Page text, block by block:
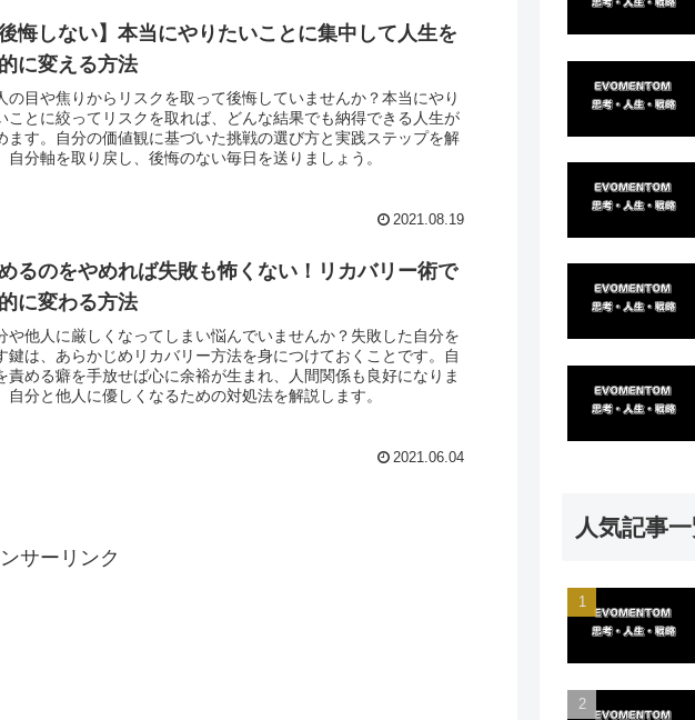
後悔しない】本当にやりたいことに集中して人生を
に変える方法
の目や焦りからリスクを取って後悔していませんか？本当にやり
ことに絞ってリスクを取れば、どんな結果でも納得できる人生が
ます。自分の価値観に基づいた挑戦の選び方と実践ステップを解
自分軸を取り戻し、後悔のない毎日を送りましょう。
2021.08.19
るのをやめれば失敗も怖くない！リカバリー術で
に変わる方法
や他人に厳しくなってしまい悩んでいませんか？失敗した自分を
鍵は、あらかじめリカバリー方法を身につけておくことです。自
責める癖を手放せば心に余裕が生まれ、人間関係も良好になりま
自分と他人に優しくなるための対処法を解説します。
2021.06.04
サーリンク
人気記事